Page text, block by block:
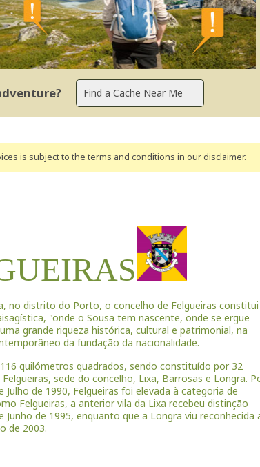
is subject to the terms and conditions in our disclaimer.
no distrito do Porto, o concelho de Felgueiras constitui
"onde o Sousa tem nascente, onde se ergue
grande riqueza histórica, cultural e patrimonial, na
da fundação da nacionalidade.
quilómetros quadrados, sendo constituído por 32
sede do concelho, Lixa, Barrosas e Longra.
Julho de 1990, Felgueiras foi elevada à categoria de
Felgueiras, a anterior vila da Lixa recebeu distinção
de 1995, enquanto que a Longra viu reconhecida
de 2003.